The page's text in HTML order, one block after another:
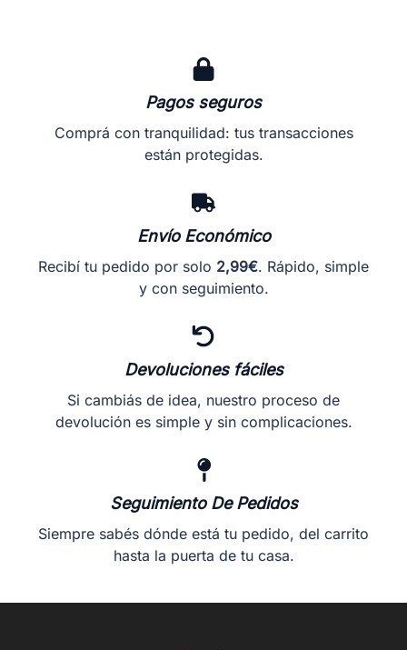
pueden
en
página
de
página
Pagos seguros
Comprá con tranquilidad: tus transacciones
están protegidas.
Envío Económico
Recibí tu pedido por solo 2,99€. Rápido, simple
y con seguimiento.
Devoluciones fáciles
Si cambiás de idea, nuestro proceso de
devolución es simple y sin complicaciones.
Seguimiento De Pedidos
Siempre sabés dónde está tu pedido, del carrito
hasta la puerta de tu casa.